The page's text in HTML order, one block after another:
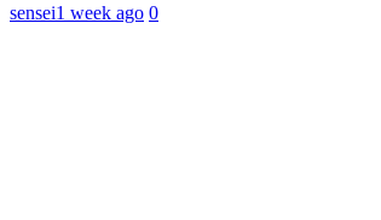
sensei1 week ago 0